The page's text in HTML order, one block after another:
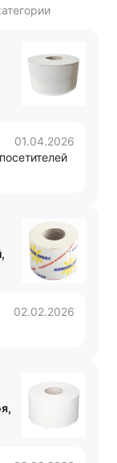
01.04.2026
02.02.2026